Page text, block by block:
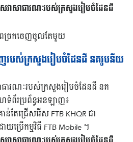
េវាសាធារណៈរបស់ក្រសួងរៀបចំដែនដី
ពច្រកចេញចូលតែមួយ
របស់ក្រសួងរៀបចំដែនដី នគរូបនីយ
ធារណៈរបស់ក្រសួងរៀបចំដែនដី នគ
ព័រប្រព័ន្ធអនឡាញ៖
ន់តែជ្រើសរើស FTB KHQR ជា
ប្រើកម្មវិធី FTB Mobile ។